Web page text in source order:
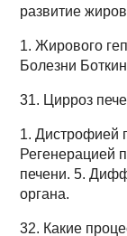
развитие
1. Жирового
Болезни
31. Цирроз
1. Дистрофией
Регенерацией
печени. 5.
органа.
32. Какие